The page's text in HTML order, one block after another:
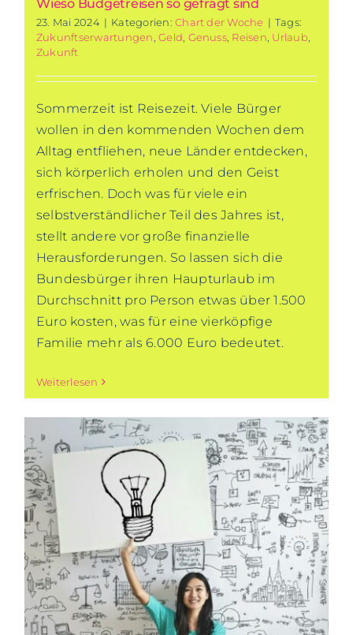
Wieso Budgetreisen so gefragt sind
23. Mai 2024 | Kategorien:Chart der Woche | Tags:
Zukunftserwartungen ,Geld Genuss, Reisen Urlaub
Zukunft
Sommerzeit ist Reisezeit. Viele Bürger
wollen in den kommenden Wochen dem
Alltag entfliehen, neue Länder entdecken,
sich körperlich erholen und den Geist
erfrischen. Doch was für viele ein
selbstverständlicher Teil des Jahres ist,
stellt andere vor große finanzielle
Herausforderungen. So lassen sich die
Bundesbürger ihren Haupturlaub im
Durchschnitt pro Person etwas über 1.500
Euro kosten, was für eine vierköpfige
Familie mehr als 6.000 Euro bedeutet.
Weiterlesen